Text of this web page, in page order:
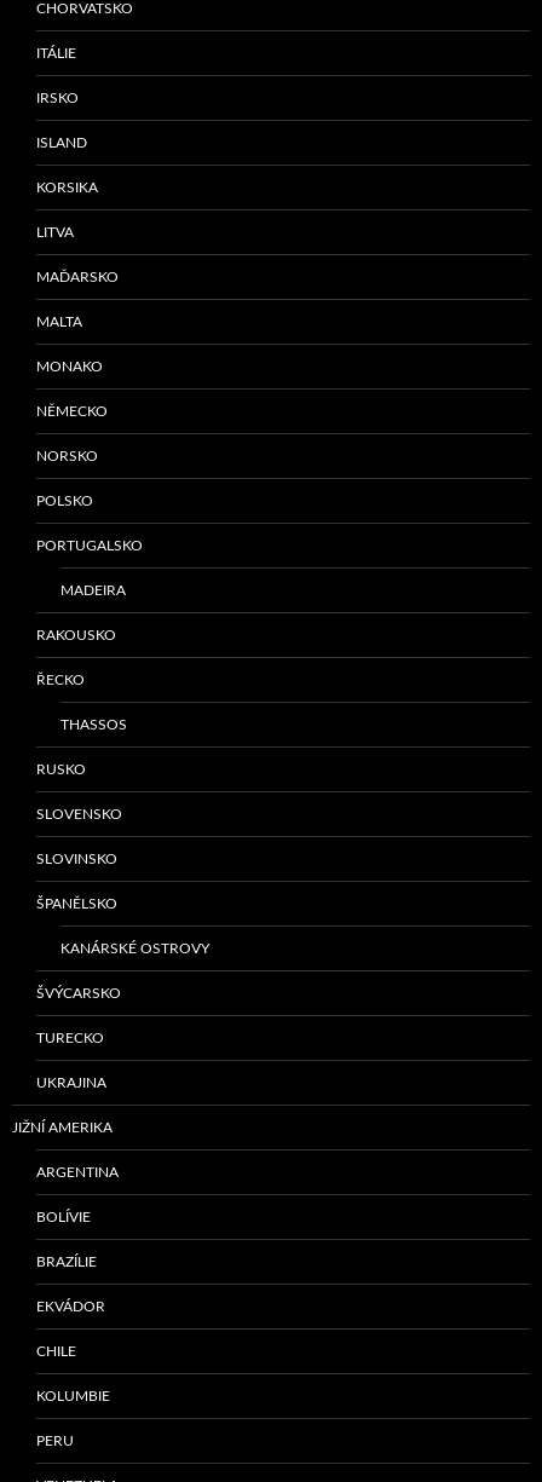
CHORVATSKO
ITÁLIE
IRSKO
ISLAND
KORSIKA
LITVA
MAĎARSKO
MALTA
MONAKO
NĚMECKO
NORSKO
POLSKO
PORTUGALSKO
MADEIRA
RAKOUSKO
ŘECKO
THASSOS
RUSKO
SLOVENSKO
SLOVINSKO
ŠPANĚLSKO
KANÁRSKÉ OSTROVY
ŠVÝCARSKO
TURECKO
UKRAJINA
JIŽNÍ AMERIKA
ARGENTINA
BOLÍVIE
BRAZÍLIE
EKVÁDOR
CHILE
KOLUMBIE
PERU